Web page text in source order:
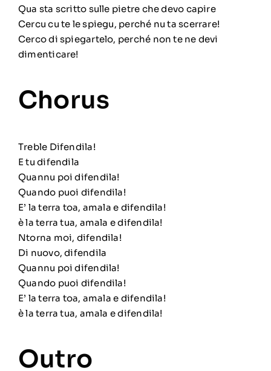
Qua sta scritto sulle pietre che devo capire
Cercu cu te le spiegu, perché nu ta scerrare!
Cerco di spiegartelo, perché non te ne devi
dimenticare!
Chorus
Treble Difendila!
E tu difendila
Quannu poi difendila!
Quando puoi difendila!
E’ la terra toa, amala e difendila!
è la terra tua, amala e difendila!
Ntorna moi, difendila!
Di nuovo, difendila
Quannu poi difendila!
Quando puoi difendila!
E’ la terra toa, amala e difendila!
è la terra tua, amala e difendila!
Outro